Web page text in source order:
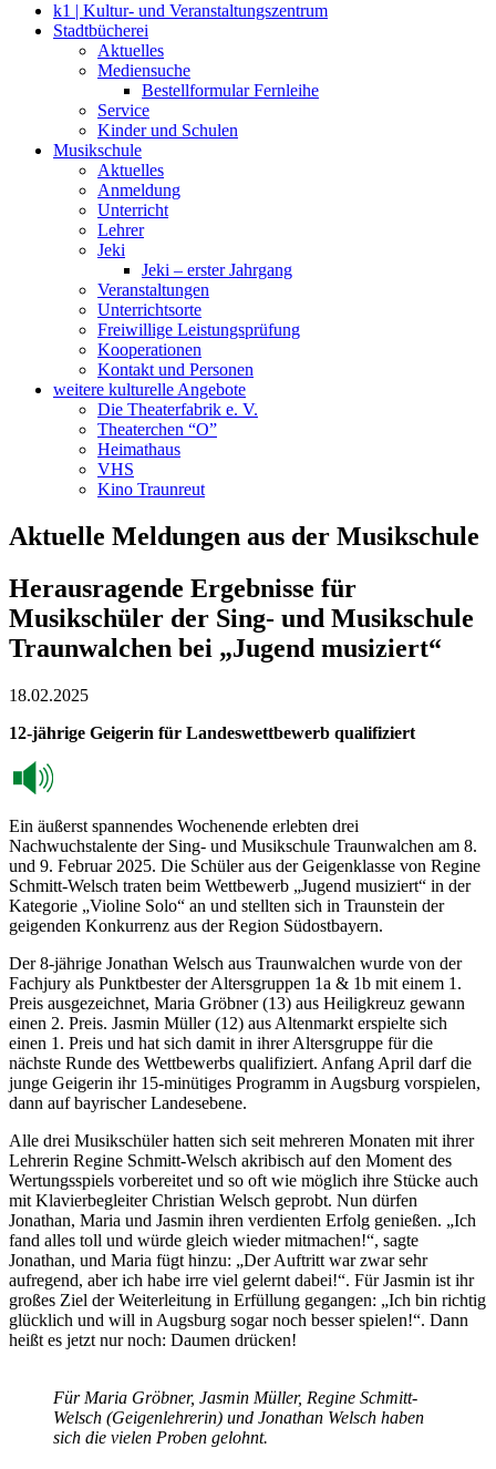
k1 | Kultur- und Veranstaltungszentrum
Stadtbücherei
Aktuelles
Mediensuche
Bestellformular Fernleihe
Service
Kinder und Schulen
Musikschule
Aktuelles
Anmeldung
Unterricht
Lehrer
Jeki
Jeki – erster Jahrgang
Veranstaltungen
Unterrichtsorte
Freiwillige Leistungsprüfung
Kooperationen
Kontakt und Personen
weitere kulturelle Angebote
Die Theaterfabrik e. V.
Theaterchen “O”
Heimathaus
VHS
Kino Traunreut
Aktuelle Meldungen aus der Musikschule
Herausragende Ergebnisse für
Musikschüler der Sing- und Musikschule
Traunwalchen bei „Jugend musiziert“
18.02.2025
12-jährige Geigerin für Landeswettbewerb qualifiziert
Ein äußerst spannendes Wochenende erlebten drei
Nachwuchstalente der Sing- und Musikschule Traunwalchen am 8.
und 9. Februar 2025. Die Schüler aus der Geigenklasse von Regine
Schmitt-Welsch traten beim Wettbewerb „Jugend musiziert“ in der
Kategorie „Violine Solo“ an und stellten sich in Traunstein der
geigenden Konkurrenz aus der Region Südostbayern.
Der 8-jährige Jonathan Welsch aus Traunwalchen wurde von der
Fachjury als Punktbester der Altersgruppen 1a & 1b mit einem 1.
Preis ausgezeichnet, Maria Gröbner (13) aus Heiligkreuz gewann
einen 2. Preis. Jasmin Müller (12) aus Altenmarkt erspielte sich
einen 1. Preis und hat sich damit in ihrer Altersgruppe für die
nächste Runde des Wettbewerbs qualifiziert. Anfang April darf die
junge Geigerin ihr 15-minütiges Programm in Augsburg vorspielen,
dann auf bayrischer Landesebene.
Alle drei Musikschüler hatten sich seit mehreren Monaten mit ihrer
Lehrerin Regine Schmitt-Welsch akribisch auf den Moment des
Wertungsspiels vorbereitet und so oft wie möglich ihre Stücke auch
mit Klavierbegleiter Christian Welsch geprobt. Nun dürfen
Jonathan, Maria und Jasmin ihren verdienten Erfolg genießen. „Ich
fand alles toll und würde gleich wieder mitmachen!“, sagte
Jonathan, und Maria fügt hinzu: „Der Auftritt war zwar sehr
aufregend, aber ich habe irre viel gelernt dabei!“. Für Jasmin ist ihr
großes Ziel der Weiterleitung in Erfüllung gegangen: „Ich bin richtig
glücklich und will in Augsburg sogar noch besser spielen!“. Dann
heißt es jetzt nur noch: Daumen drücken!
Für Maria Gröbner, Jasmin Müller, Regine Schmitt-
Welsch (Geigenlehrerin) und Jonathan Welsch haben
sich die vielen Proben gelohnt.